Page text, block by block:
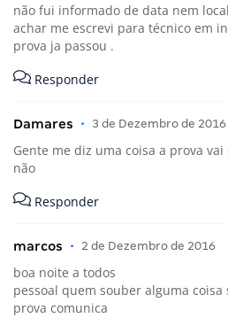
não fui informado de data nem
achar me escrevi para técnico em
prova ja passou .
Responder
Damares • 3 de Dezembro de 2016
Gente me diz uma coisa a prova
não
Responder
marcos • 2 de Dezembro de 2016
boa noite a todos
pessoal quem souber alguma coisa
prova comunica